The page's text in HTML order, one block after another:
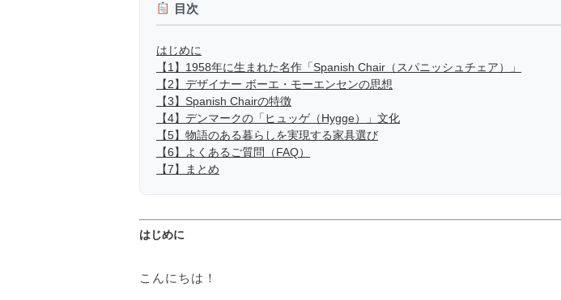
目次
はじめに
【1】1958年に生まれた名作「Spanish Chair（スパニッシュチェア）」
【2】デザイナー ボーエ・モーエンセンの思想
【3】Spanish Chairの特徴
【4】デンマークの「ヒュッゲ（Hygge）」文化
【5】物語のある暮らしを実現する家具選び
【6】よくあるご質問（FAQ）
【7】まとめ
はじめに
こんにちは！